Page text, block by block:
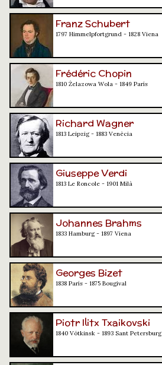
Franz Schubert
1797 Himmelpfortgrund - 1828 Viena
Frédéric Chopin
1810 Żelazowa Wola - 1849 París
Richard Wagner
1813 Leipzig - 1883 Venècia
Giuseppe Verdi
1813 Le Roncole - 1901 Milà
Johannes Brahms
1833 Hamburg - 1897 Viena
Georges Bizet
1838 París - 1875 Bougival
Piotr Ilitx Txaikovski
1840 Vótkinsk - 1893 Sant Petersburg